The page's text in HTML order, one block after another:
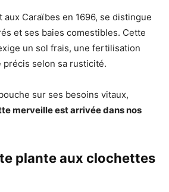
Caraïbes en 1696, se distingue
et ses baies comestibles. Cette
un sol frais, une fertilisation
selon sa rusticité.
sur ses besoins vitaux,
merveille est arrivée dans nos
plante aux clochettes